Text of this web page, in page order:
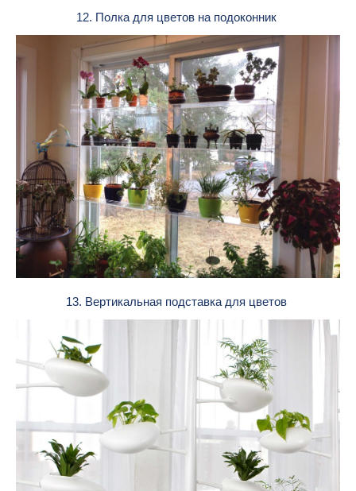
12. Полка для цветов на подоконник
13. Вертикальная подставка для цветов